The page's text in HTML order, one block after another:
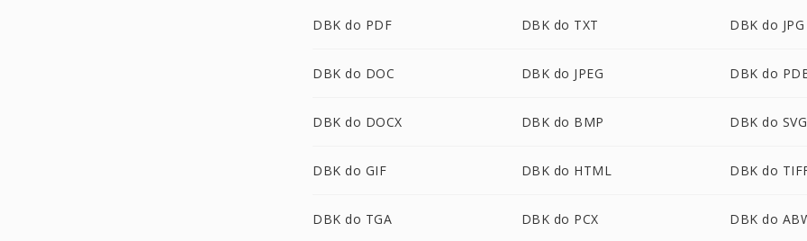
DBK do PDF DBK do TXT DBK do JPG
DBK do DOC DBK do JPEG DBK do
DBK do DOCX DBK do BMP DBK do SVG
DBK do GIF DBK do HTML DBK do
DBK do TGA DBK do PCX DBK do